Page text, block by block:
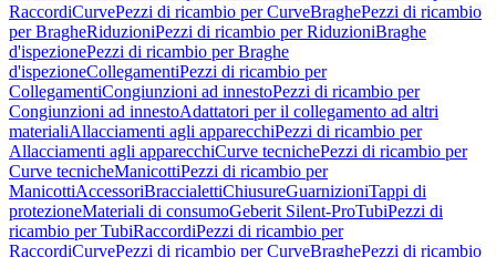
RaccordiCurvePezzi di ricambio per CurveBraghePezzi di ricambio
per BragheRiduzioniPezzi di ricambio per RiduzioniBraghe
d'ispezionePezzi di ricambio per Braghe
d'ispezioneCollegamentiPezzi di ricambio per
CollegamentiCongiunzioni ad innestoPezzi di ricambio per
Congiunzioni ad innestoAdattatori per il collegamento ad altri
materialiAllacciamenti agli apparecchiPezzi di ricambio per
Allacciamenti agli apparecchiCurve tecnichePezzi di ricambio per
Curve tecnicheManicottiPezzi di ricambio per
ManicottiAccessoriBraccialettiChiusureGuarnizioniTappi di
protezioneMateriali di consumoGeberit Silent-ProTubiPezzi di
ricambio per TubiRaccordiPezzi di ricambio per
RaccordiCurvePezzi di ricambio per CurveBraghePezzi di ricambio